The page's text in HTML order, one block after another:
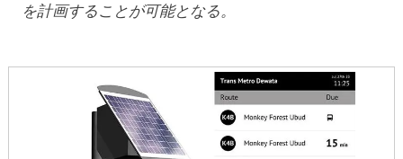
を計画することが可能となる。